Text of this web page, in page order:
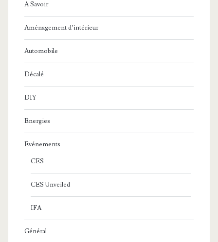
A Savoir
Aménagement d’intérieur
Automobile
Décalé
DIY
Energies
Evénements
CES
CES Unveiled
IFA
Général